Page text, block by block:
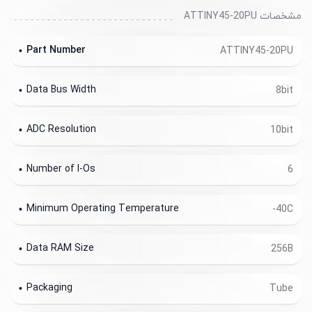
مشخصات ATTINY45-20PU
ATTINY45-20PU
Part Number
8bit
Data Bus Width
10bit
ADC Resolution
6
Number of I-Os
-40C
Minimum Operating Temperature
256B
Data RAM Size
Tube
Packaging